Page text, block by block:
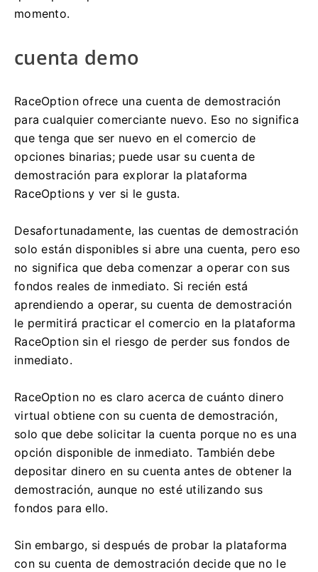
momento.
cuenta demo
RaceOption ofrece una cuenta de demostración
para cualquier comerciante nuevo. Eso no significa
que tenga que ser nuevo en el comercio de
opciones binarias; puede usar su cuenta de
demostración para explorar la plataforma
RaceOptions y ver si le gusta.
Desafortunadamente, las cuentas de demostración
solo están disponibles si abre una cuenta, pero eso
no significa que deba comenzar a operar con sus
fondos reales de inmediato. Si recién está
aprendiendo a operar, su cuenta de demostración
le permitirá practicar el comercio en la plataforma
RaceOption sin el riesgo de perder sus fondos de
inmediato.
RaceOption no es claro acerca de cuánto dinero
virtual obtiene con su cuenta de demostración,
solo que debe solicitar la cuenta porque no es una
opción disponible de inmediato. También debe
depositar dinero en su cuenta antes de obtener la
demostración, aunque no esté utilizando sus
fondos para ello.
Sin embargo, si después de probar la plataforma
con su cuenta de demostración decide que no le